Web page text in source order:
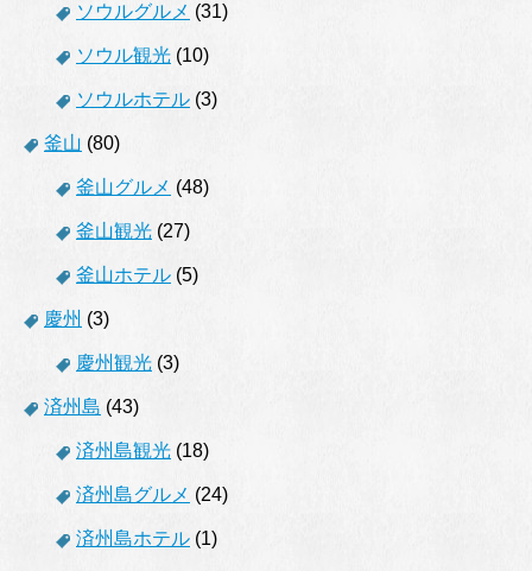
ソウルグルメ (31)
ソウル観光 (10)
ソウルホテル (3)
釜山 (80)
釜山グルメ (48)
釜山観光 (27)
釜山ホテル (5)
慶州 (3)
慶州観光 (3)
済州島 (43)
済州島観光 (18)
済州島グルメ (24)
済州島ホテル (1)